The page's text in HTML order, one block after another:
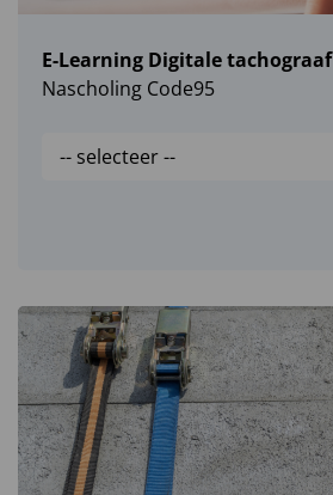
E-Learning Digitale tachograaf
Nascholing Code95